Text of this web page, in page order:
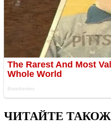
ЧИТАЙТЕ ТАКОЖ